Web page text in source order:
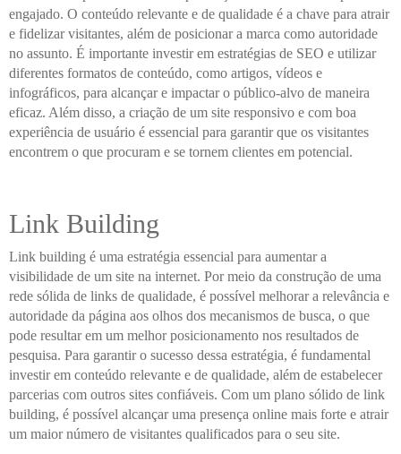
engajado. O conteúdo relevante e de qualidade é a chave para atrair
e fidelizar visitantes, além de posicionar a marca como autoridade
no assunto. É importante investir em estratégias de SEO e utilizar
diferentes formatos de conteúdo, como artigos, vídeos e
infográficos, para alcançar e impactar o público-alvo de maneira
eficaz. Além disso, a criação de um site responsivo e com boa
experiência de usuário é essencial para garantir que os visitantes
encontrem o que procuram e se tornem clientes em potencial.
Link Building
Link building é uma estratégia essencial para aumentar a
visibilidade de um site na internet. Por meio da construção de uma
rede sólida de links de qualidade, é possível melhorar a relevância e
autoridade da página aos olhos dos mecanismos de busca, o que
pode resultar em um melhor posicionamento nos resultados de
pesquisa. Para garantir o sucesso dessa estratégia, é fundamental
investir em conteúdo relevante e de qualidade, além de estabelecer
parcerias com outros sites confiáveis. Com um plano sólido de link
building, é possível alcançar uma presença online mais forte e atrair
um maior número de visitantes qualificados para o seu site.